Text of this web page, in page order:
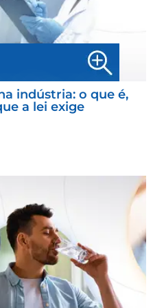
indústria: o que é,
a lei exige